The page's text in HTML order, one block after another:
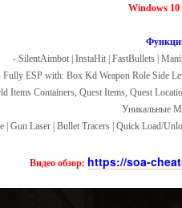
Windows
- SilentAimbot | InstaHit | FastBullets |
Fully ESP with: Box Kd Weapon Role Side
Items Containers, Quest Items, Quest
Уникальные
| Gun Laser | Bullet Tracers | Quick Load/
Видео обзор: https://soa-